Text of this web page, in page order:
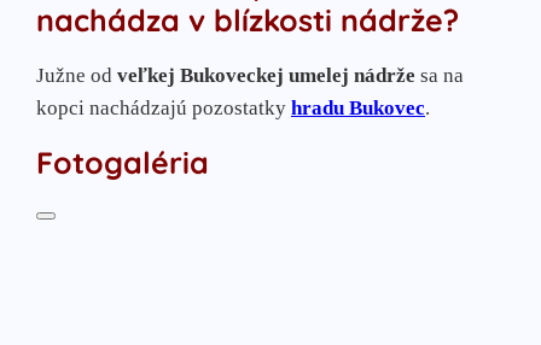
nachádza v blízkosti nádrže?
Južne od veľkej Bukoveckej umelej nádrže sa na
kopci nachádzajú pozostatky hradu Bukovec.
Fotogaléria